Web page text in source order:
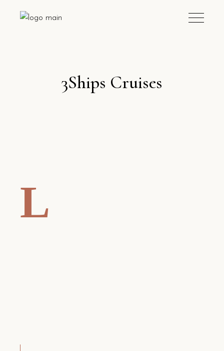
3Ships Cruises
L